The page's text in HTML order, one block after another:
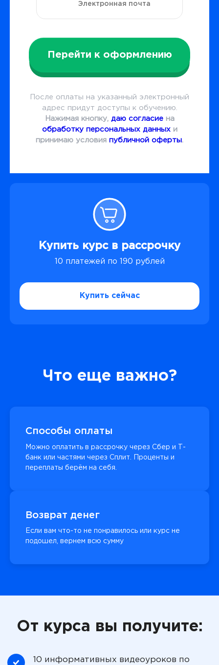
Перейти к оформлению
После оплаты на указанный электронный
адрес придут доступы к обучению.
Нажимая кнопку, даю согласиена
обработку персональных данныхи
принимаю условия публичной оферты.
Купить курс в рассрочку
10 платежей по 190 рублей
Купить сейчас
Что еще важно?
Способы оплаты
Можно оплатить в рассрочку через Сбер и Т-
банк или частями через Сплит. Проценты и
переплаты берём на себя.
Возврат денег
Если вам что-то не понравилось или курс не
подошел, вернем всю сумму
От курса вы получите:
10 информативных видеоуроков по